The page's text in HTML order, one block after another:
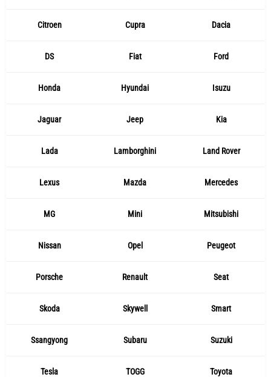
Citroen Cupra Dacia
DS Fiat Ford
Honda Hyundai Isuzu
Jaguar Jeep Kia
Lada Lamborghini Land Rover
Lexus Mazda Mercedes
MG Mini Mitsubishi
Nissan Opel Peugeot
Porsche Renault Seat
Skoda Skywell Smart
Ssangyong Subaru Suzuki
Tesla TOGG Toyota